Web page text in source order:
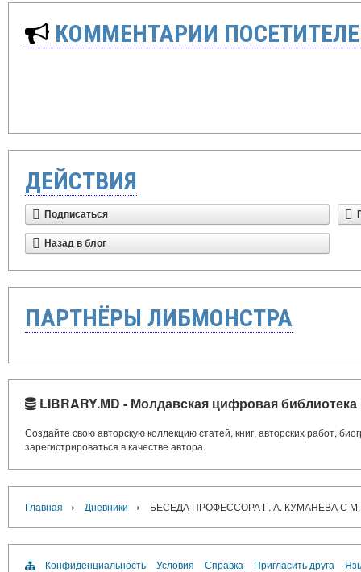
КОММЕНТАРИИ
ДЕЙСТВИЯ
Подписаться
Назад в блог
ПАРТНЁРЫ ЛИБМОНСТРА
LIBRARY.MD - Молдавская цифровая библиотека
Создайте свою авторскую коллекцию статей, книг, авторских работ,
зарегистрироваться в качестве автора.
Главная › Дневники › БЕСЕДА ПРОФЕССОРА Г. А. КУМАНЕВА С М.
Конфиденциальность Условия Справка Пригласить друга